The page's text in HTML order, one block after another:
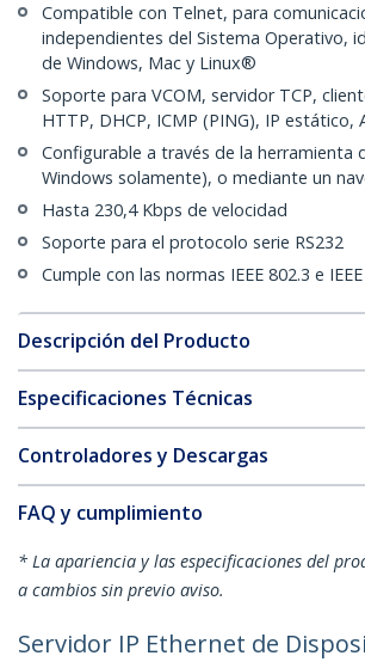
Compatible con Telnet, para
independientes del Sistema Operativo,
de Windows, Mac y Linux®
Soporte para VCOM, servidor TCP,
HTTP, DHCP, ICMP (PING), IP estático,
Configurable a través de la herramienta
Windows solamente), o mediante un
Hasta 230,4 Kbps de velocidad
Soporte para el protocolo serie RS232
Cumple con las normas IEEE 802.3 e
Descripción del Producto
Especificaciones Técnicas
Controladores y Descargas
FAQ y cumplimiento
* La apariencia y las especificaciones del
a cambios sin previo aviso.
Servidor IP Ethernet de